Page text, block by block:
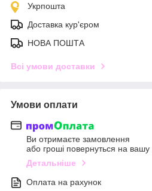
Укрпошта
Доставка кур'єром
НОВА ПОШТА
Всі умови доставки
Умови оплати
Ви отримаєте замовлення
або гроші повернуться на вашу
Детальніше
Оплата на рахунок